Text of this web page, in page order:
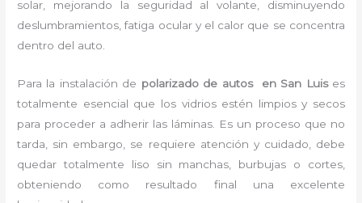
solar, mejorando la seguridad al volante, disminuyendo
deslumbramientos, fatiga ocular y el calor que se concentra
dentro del auto.
Para la instalación de polarizado de autos en San Luis es
totalmente esencial que los vidrios estén limpios y secos
para proceder a adherir las láminas. Es un proceso que no
tarda, sin embargo, se requiere atención y cuidado, debe
quedar totalmente liso sin manchas, burbujas o cortes,
obteniendo como resultado final una excelente